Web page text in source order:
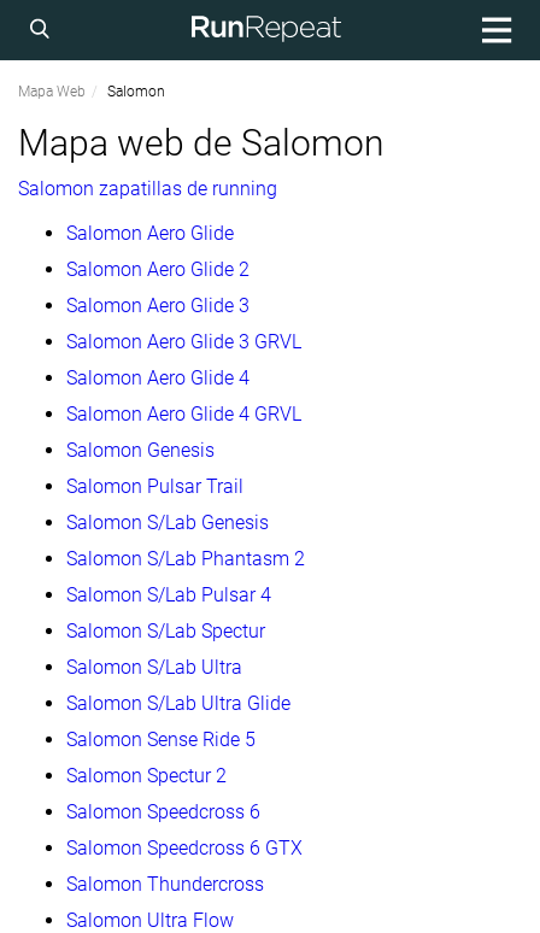
Mapa Web Salomon
Mapa web de Salomon
Salomon zapatillas de running
Salomon Aero Glide
Salomon Aero Glide 2
Salomon Aero Glide 3
Salomon Aero Glide 3 GRVL
Salomon Aero Glide 4
Salomon Aero Glide 4 GRVL
Salomon Genesis
Salomon Pulsar Trail
Salomon S/Lab Genesis
Salomon S/Lab Phantasm 2
Salomon S/Lab Pulsar 4
Salomon S/Lab Spectur
Salomon S/Lab Ultra
Salomon S/Lab Ultra Glide
Salomon Sense Ride 5
Salomon Spectur 2
Salomon Speedcross 6
Salomon Speedcross 6 GTX
Salomon Thundercross
Salomon Ultra Flow